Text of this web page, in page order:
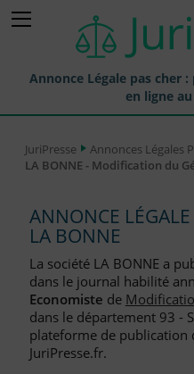
Annonce Légale pas cher
en ligne
Annonces Légales Publiées
Journaux Habilités (JAL)
Départements pour la
Liste des Greffes
Liste des CCI
JuriPresse
Annonces Légales
LA BONNE - Modification du
ANNONCE
LA BONNE
La société LA BONNE a
dans le journal habilité
Economiste de
dans le département 93 -
plateforme de publication
JuriPresse.fr.